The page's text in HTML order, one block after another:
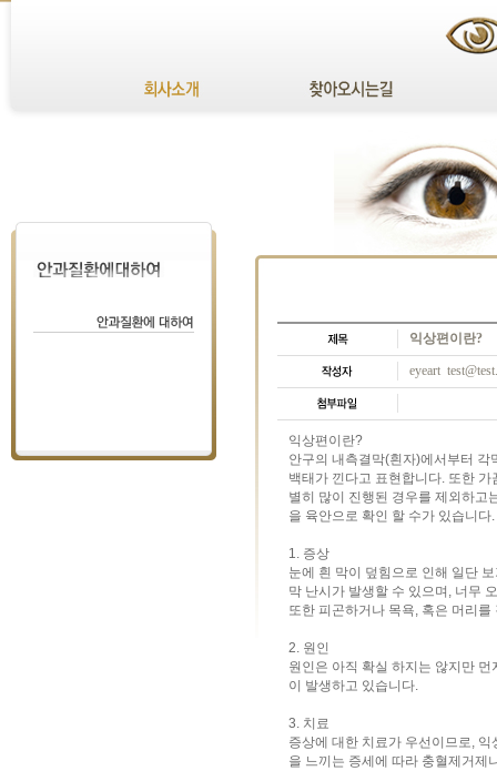
익상편이란?
eyeart
익상편이란?
안구의 내측결막(흰자)에서부터
백태가 낀다고 표현합니다. 또한
별히 많이 진행된 경우를 제외하고
을 육안으로 확인 할 수가 있습니다.
1. 증상
눈에 흰 막이 덮힘으로 인해 일단
막 난시가 발생할 수 있으며, 너무
또한 피곤하거나 목욕, 혹은 머리
2. 원인
원인은 아직 확실 하지는 않지만
이 발생하고 있습니다.
3. 치료
증상에 대한 치료가 우선이므로,
을 느끼는 증세에 따라 충혈제거제